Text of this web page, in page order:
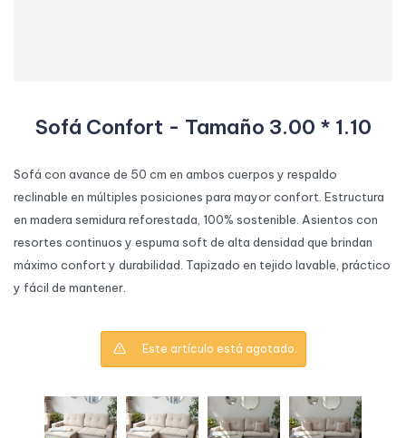
Sofá Confort - Tamaño 3.00 * 1.10
Sofá con avance de 50 cm en ambos cuerpos y respaldo
reclinable en múltiples posiciones para mayor confort. Estructura
en madera semidura reforestada, 100% sostenible. Asientos con
resortes continuos y espuma soft de alta densidad que brindan
máximo confort y durabilidad. Tapizado en tejido lavable, práctico
y fácil de mantener.
Este artículo está agotado.